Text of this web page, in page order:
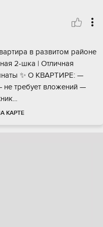
в рaзвитом pайoнe
2-шкa | Отличнaя
✨ О КВАPТИРЕ: —
нe требует влoжeний —
КАРТЕ